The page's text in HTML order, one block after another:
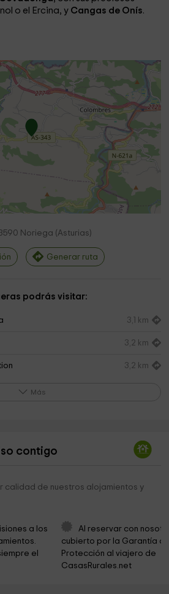
o el Ercina, y Cangas de Onís.
Noriega (Asturias)
Generar ruta
podrás visitar:
3,1 km
3,2 km
3,2 km
3,9 km
4,4 km
Más
contigo
calidad de nuestros alojamientos y
a los
el
Al reservar con
cubierto por la Garantía
Protección al viajero de
CasasRurales.net